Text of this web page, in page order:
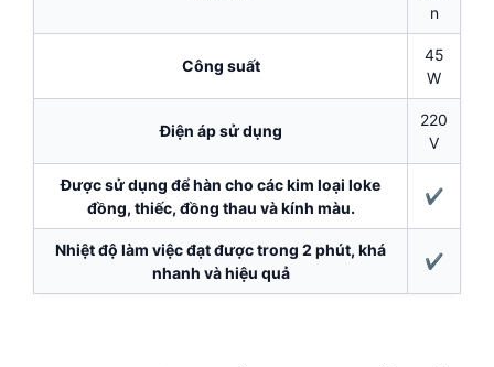
n
Công suất
45
W
Điện áp sử dụng
220
V
Được sử dụng để hàn cho các kim loại loke
đồng, thiếc, đồng thau và kính màu.
✔
Nhiệt độ làm việc đạt được trong 2 phút, khá
nhanh và hiệu quả
✔